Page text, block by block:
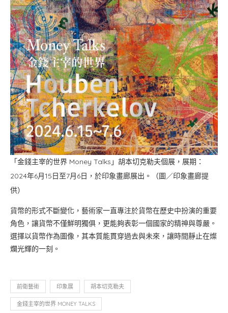
「金錢主宰的世界 Money Talks」胡本切克勒夫個展，展期：
2024年6月15日至7月6日，於印象畫廊展出。（圖／印象畫廊提
供）
貨幣的形式不斷變化，藝術家一直專注於貨幣在歷史中扮演的重要
角色，讓貨幣不僅鮮明獨俱，更能夠表彰一個國家的精神與尊嚴。
選擇以貨幣作為圖像，其本質能貫穿過去與未來，讓時間靜止在燦
爛光輝的一刻。
前衛藝術 印象展 胡本切克勒夫
金錢主宰的世界 MONEY TALKS